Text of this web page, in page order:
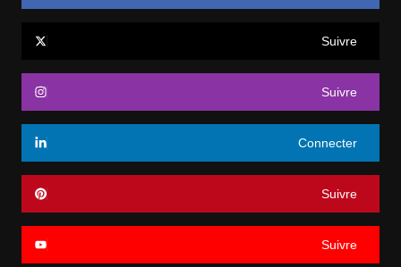
Suivre
Suivre
Connecter
Suivre
Suivre